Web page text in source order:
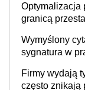
Optymalizacja
granicą
Wymyślony
sygnatura w
Firmy wydają
często znikają